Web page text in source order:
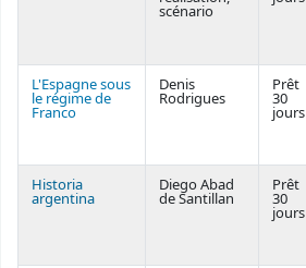
scénario
L'Espagne sous
le régime de
Franco
Denis
Rodrigues
Prêt
30
jours
Historia
argentina
Diego Abad
de Santillan
Prêt
30
jours